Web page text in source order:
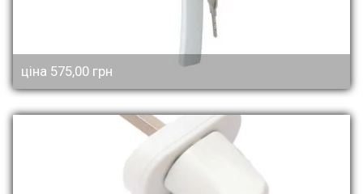
ціна 575,00 грн